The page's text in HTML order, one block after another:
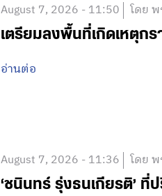
August 7, 2026 - 11:50 โดย
เตรียมลงพื้นที่เกิดเหตุก
อ่านต่อ
August 7, 2026 - 11:36 โดย
‘ชนินทร์ รุ่งธนเกียรติ’